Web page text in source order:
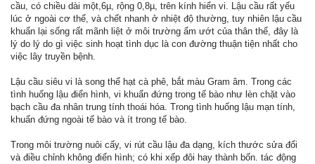
cầu, có chiều dài một,6µ, rộng 0,8µ, trên kính hiển vi. Lậu cầu rất yếu
lúc ở ngoài cơ thể, và chết nhanh ở nhiệt độ thường, tuy nhiên lậu cầu
khuẩn lại sống rất mãnh liệt ở môi trường ẩm ướt của thân thể, đây là
lý do lý do gì việc sinh hoạt tình dục là con đường thuận tiện nhất cho
việc lây truyền bệnh.
Lậu cầu siêu vi là song thể hạt cà phê, bắt màu Gram âm. Trong các
tình huống lậu điển hình, vi khuẩn đứng trong tế bào như lèn chặt vào
bạch cầu đa nhân trung tính thoái hóa. Trong tình huống lậu mạn tính,
khuẩn đứng ngoài tế bào và ít trong tế bào.
Trong môi trường nuôi cấy, vi rút cầu lậu đa dạng, kích thước sửa đổi
và điều chỉnh không điển hình; có khi xếp đôi hay thành bốn. tác động